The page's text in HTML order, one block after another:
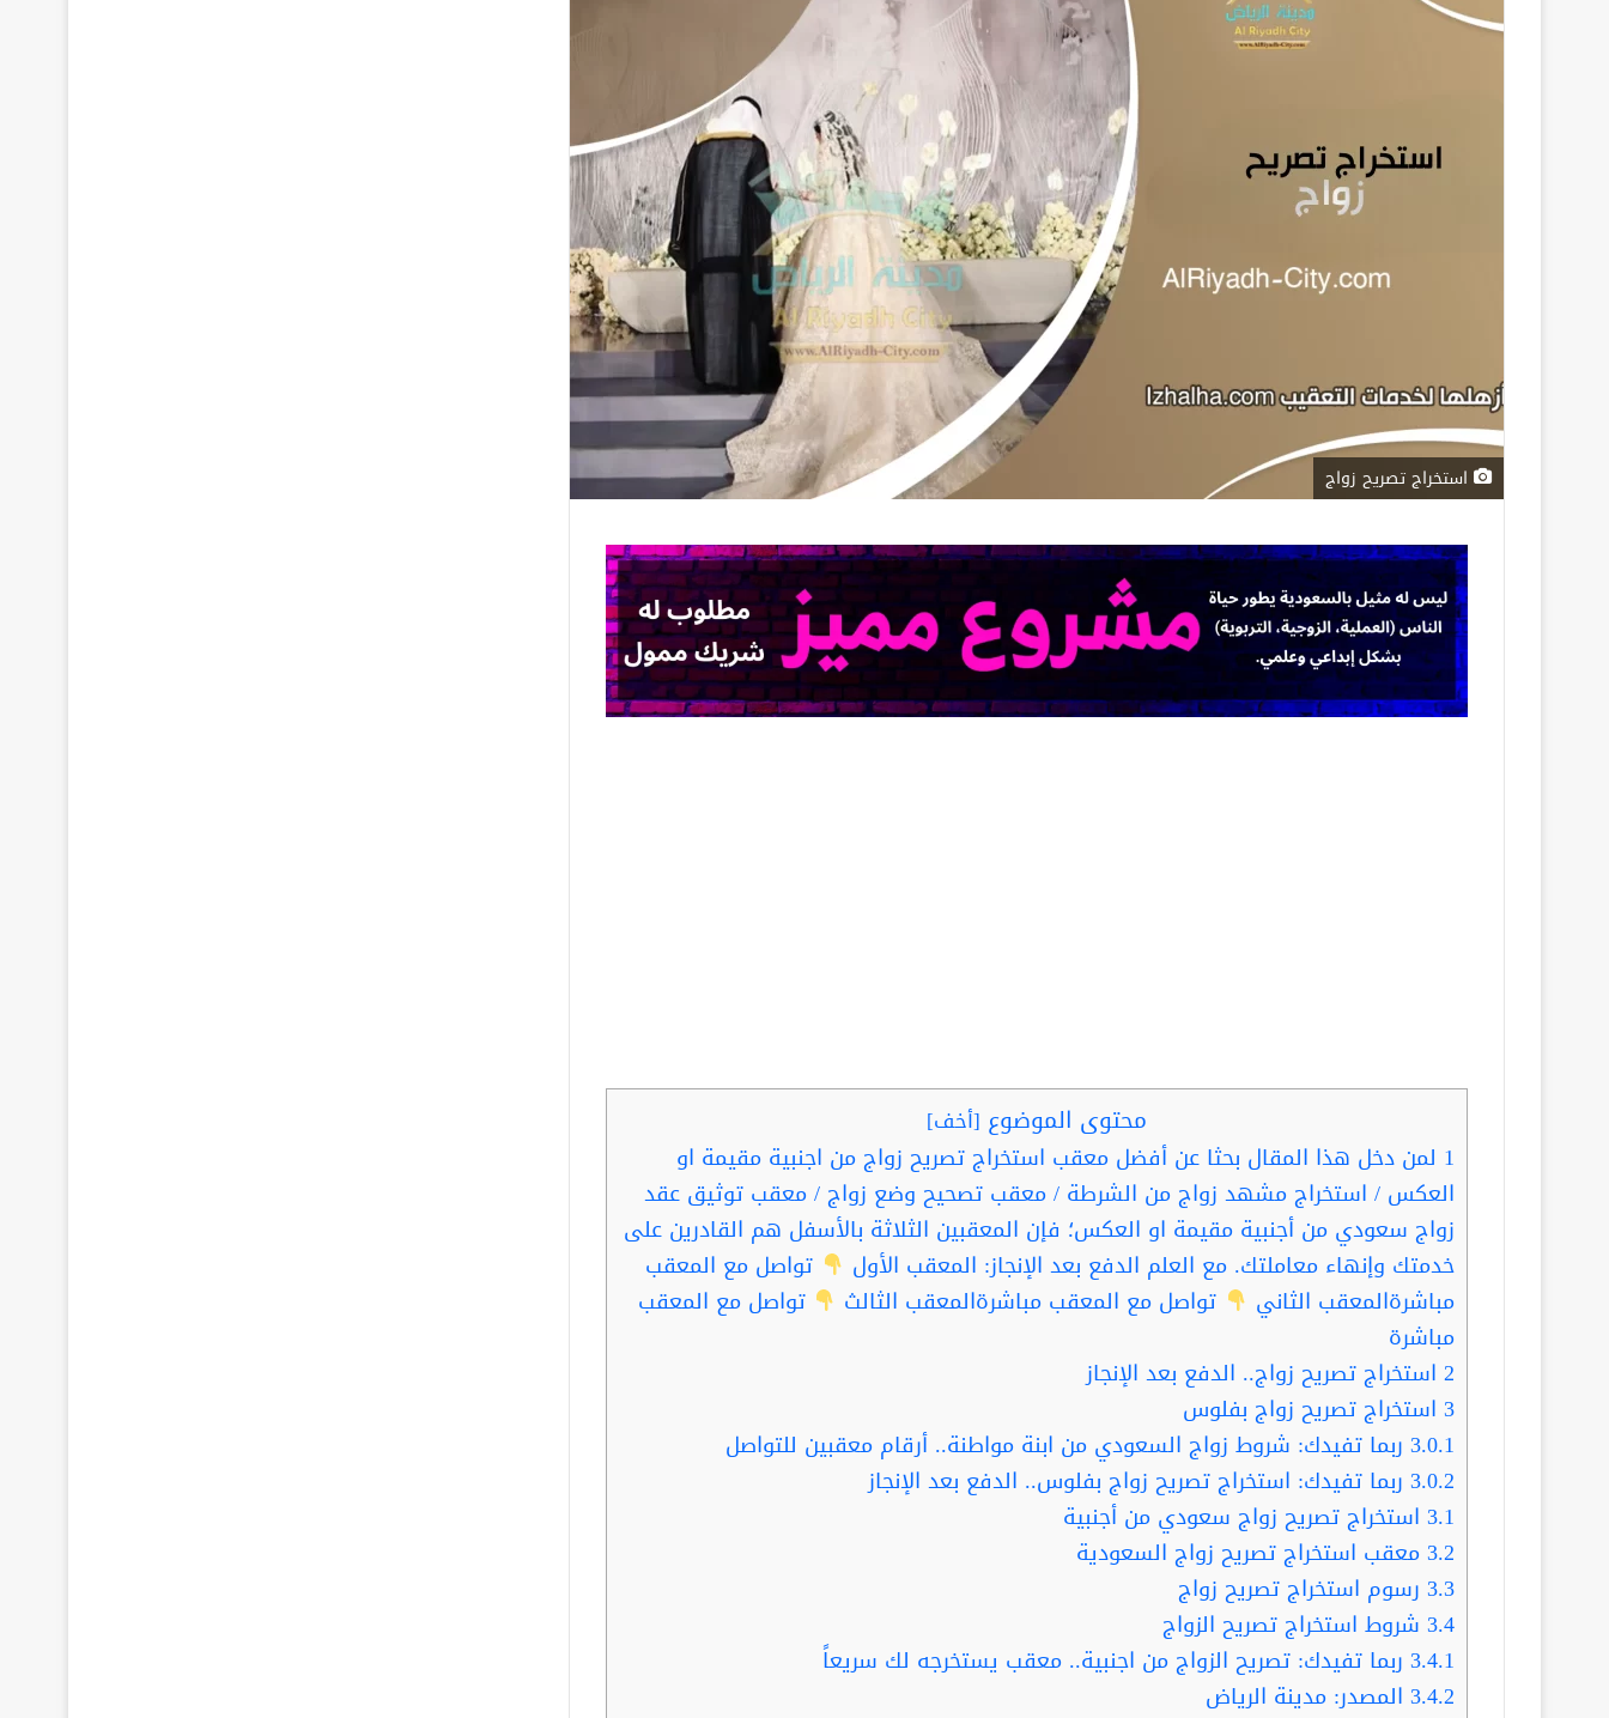
استخراج تصريح زواج
محتوى الموضوع [أخف]
1 لمن دخل هذا المقال بحثا عن أفضل معقب استخراج تصريح زواج من اجنبية مقيمة او
العكس / استخراج مشهد زواج من الشرطة / معقب تصحيح وضع زواج / معقب توثيق عقد
زواج سعودي من أجنبية مقيمة او العكس؛ فإن المعقبين الثلاثة بالأسفل هم القادرين على
خدمتك وإنهاء معاملتك. مع العلم الدفع بعد الإنجاز: المعقب الأول
تواصل مع المعقب
مباشرةالمعقب الثاني
تواصل مع المعقب مباشرةالمعقب الثالث
تواصل مع المعقب
مباشرة
2 استخراج تصريح زواج.. الدفع بعد الإنجاز
3 استخراج تصريح زواج بفلوس
3.0.1 ربما تفيدك: شروط زواج السعودي من ابنة مواطنة.. أرقام معقبين للتواصل
3.0.2 ربما تفيدك: استخراج تصريح زواج بفلوس.. الدفع بعد الإنجاز
3.1 استخراج تصريح زواج سعودي من أجنبية
3.2معقب استخراج تصريح زواج السعودية
3.3 رسوم استخراج تصريح زواج
3.4 شروط استخراج تصريح الزواج
3.4.1 ربما تفيدك: تصريح الزواج من اجنبية.. معقب يستخرجه لك سريعاً
3.4.2 المصدر: مدينة الرياض